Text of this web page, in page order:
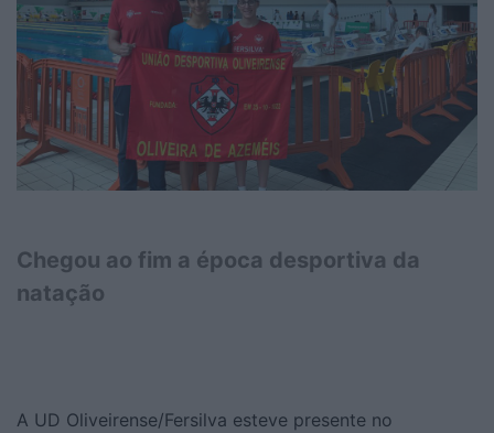
Chegou ao fim a época desportiva da
natação
A UD Oliveirense/Fersilva esteve presente no